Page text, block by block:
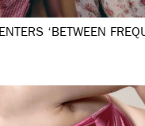
‘BETWEEN